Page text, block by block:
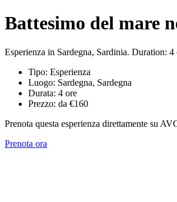
Battesimo del mare
Esperienza in Sardegna, Sardinia. Duration:
Tipo: Esperienza
Luogo: Sardegna, Sardegna
Durata: 4 ore
Prezzo: da €160
Prenota questa esperienza direttamente su
Prenota ora